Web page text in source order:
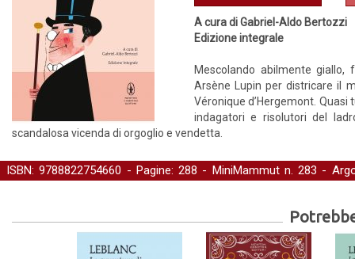
A cura di Gabriel-Aldo Bertozzi
Edizione integrale
Mescolando abilmente
Arsène Lupin per districare il
Véronique d’Hergemont.
indagatori e risolutori del
scandalosa vicenda di orgoglio e vendetta.
ISBN: 9788822754660 - Pagine: 288 - MiniMammutn. 283 -